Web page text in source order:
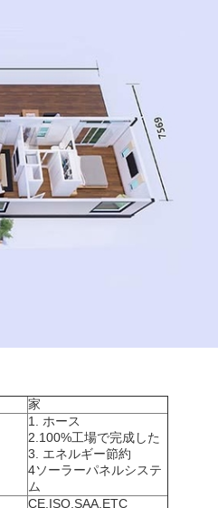
家
1. ホース
2.100%工場で完成した
3. エネルギー節約
4ソーラーパネルシステ
ム
CE,ISO,SAA,ETC